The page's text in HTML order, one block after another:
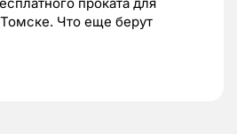
Что еще берут